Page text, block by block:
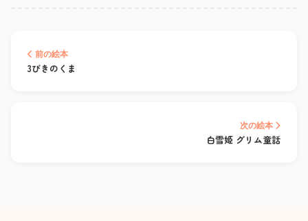
前の絵本
3びきのくま
次の絵本
白雪姫 グリム童話